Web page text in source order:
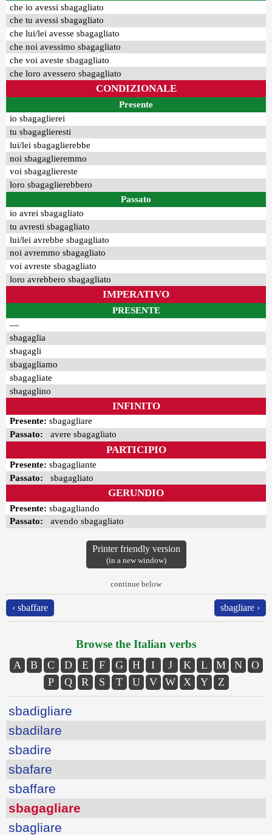
che io avessi sbagagliato
che tu avessi sbagagliato
che lui/lei avesse sbagagliato
che noi avessimo sbagagliato
che voi aveste sbagagliato
che loro avessero sbagagliato
CONDIZIONALE
Presente
io sbagaglierei
tu sbagaglieresti
lui/lei sbagaglierebbe
noi sbagaglieremmo
voi sbagagliereste
loro sbagaglierebbero
Passato
io avrei sbagagliato
tu avresti sbagagliato
lui/lei avrebbe sbagagliato
noi avremmo sbagagliato
voi avreste sbagagliato
loro avrebbero sbagagliato
IMPERATIVO
PRESENTE
—
sbagaglia
sbagagli
sbagagliamo
sbagagliate
sbagaglino
INFINITO
Presente: sbagagliare
Passato: avere sbagagliato
PARTICIPIO
Presente: sbagagliante
Passato: sbagagliato
GERUNDIO
Presente: sbagagliando
Passato: avendo sbagagliato
Printer friendly version
(in a new window)
continue below
‹ sbaffare sbagliare ›
Browse the Italian verbs
A B C D E F G H I J K L M N
O
P
Q R S T U V W X Y Z
sbadigliare
sbadilare
sbadire
sbafare
sbaffare
sbagagliare
sbagliare